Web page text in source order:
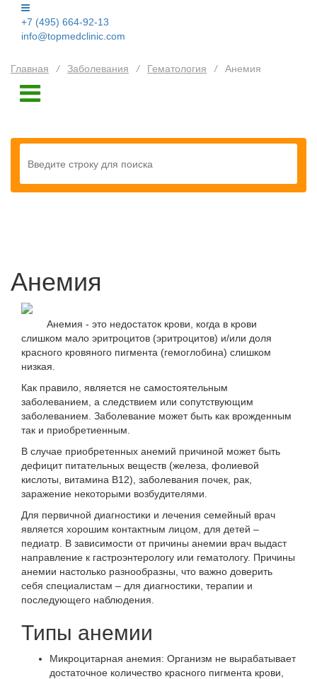
+7 (495) 664-92-13
info@topmedclinic.com
Главная / Заболевания / Гематология / Анемия
Анемия
Анемия - это недостаток крови, когда в крови
слишком мало эритроцитов (эритроцитов) и/или доля
красного кровяного пигмента (гемоглобина) слишком
низкая.
Как правило, является не самостоятельным
заболеванием, а следствием или сопутствующим
заболеванием. Заболевание может быть как врожденным
так и приобретиенным.
В случае приобретенных анемий причиной может быть
дефицит питательных веществ (железа, фолиевой
кислоты, витамина В12), заболевания почек, рак,
заражение некоторыми возбудителями.
Для первичной диагностики и лечения семейный врач
является хорошим контактным лицом, для детей –
педиатр. В зависимости от причины анемии врач выдаст
направление к гастроэнтерологу или гематологу. Причины
анемии настолько разнообразны, что важно доверить
себя специалистам – для диагностики, терапии и
последующего наблюдения.
Типы анемии
Микроцитарная анемия: Организм не вырабатывает
достаточное количество красного пигмента крови,